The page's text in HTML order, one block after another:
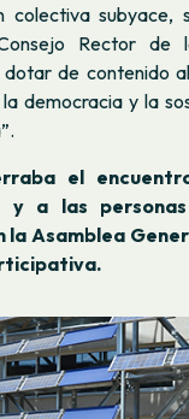
colectiva subyace,
Rector de
de contenido
democracia y la
el
y a las
la Asamblea